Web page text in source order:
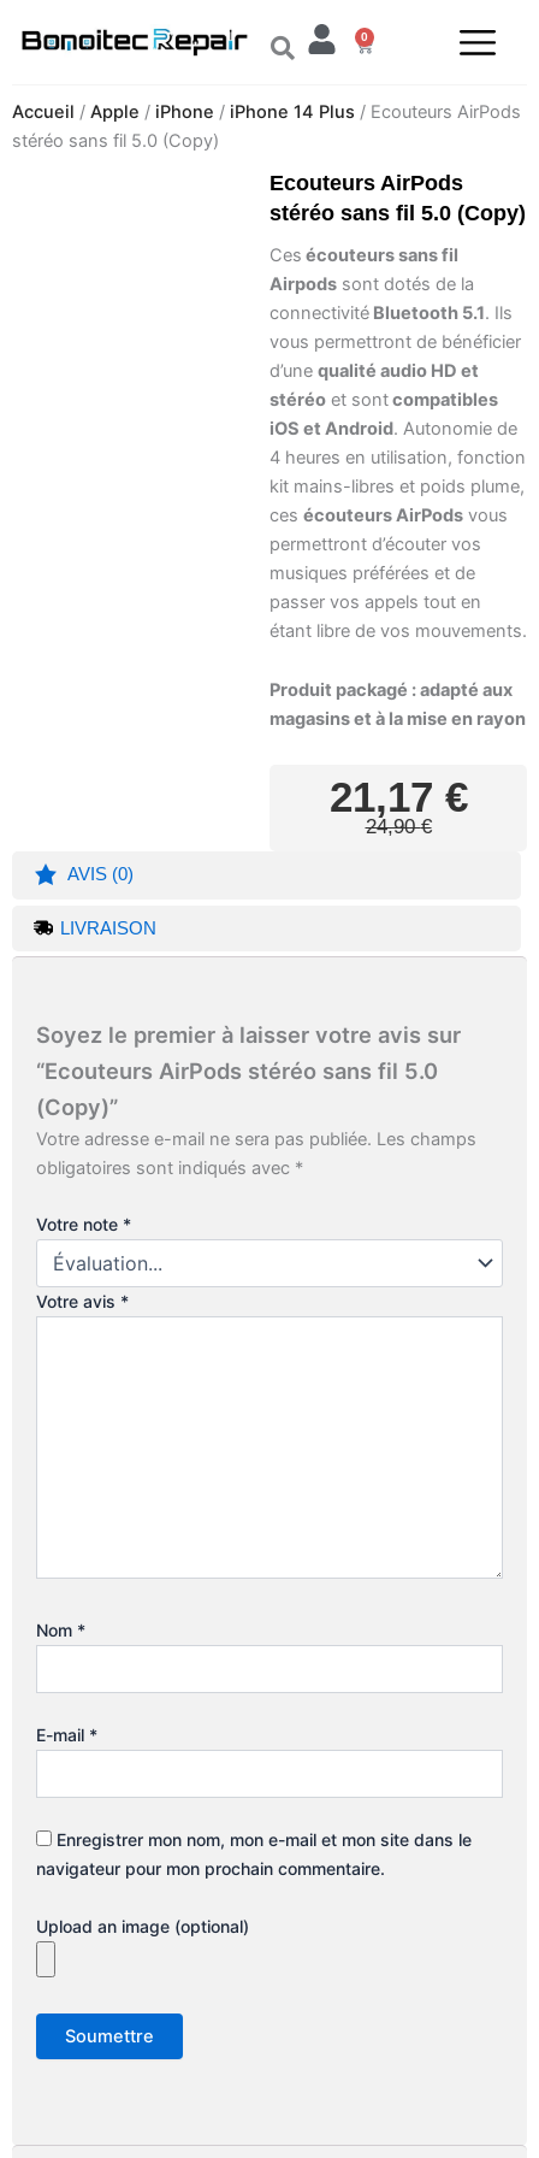
0
Panier
Accueil / Apple / iPhone / iPhone 14 Plus / Ecouteurs AirPods
stéréo sans fil 5.0 (Copy)
Ecouteurs AirPods
stéréo sans fil 5.0 (Copy)
Ces écouteurs sans fil
Airpods sont dotés de la
connectivité Bluetooth 5.1. Ils
vous permettront de bénéficier
d’une qualité audio HD et
stéréo et sontcompatibles
iOS et Android. Autonomie de
4 heures en utilisation, fonction
kit mains-libres et poids plume,
ces écouteurs AirPods vous
permettront d’écouter vos
musiques préférées et de
passer vos appels tout en
étant libre de vos mouvements.
Produit packagé : adapté aux
magasins et à la mise en rayon
24,90€
Le
prix
initial
21,17 €
Le
prix
actuel
AVIS (0)
LIVRAISON
Soyez le premier à laisser votre avis sur
“Ecouteurs AirPods stéréo sans fil 5.0
(Copy)”
Votre adresse e-mail ne sera pas publiée. Les champs
obligatoires sont indiqués avec *
Votre note *
Votre avis *
Nom *
E-mail *
Enregistrer mon nom, mon e-mail et mon site dans le
navigateur pour mon prochain commentaire.
Upload an image (optional)